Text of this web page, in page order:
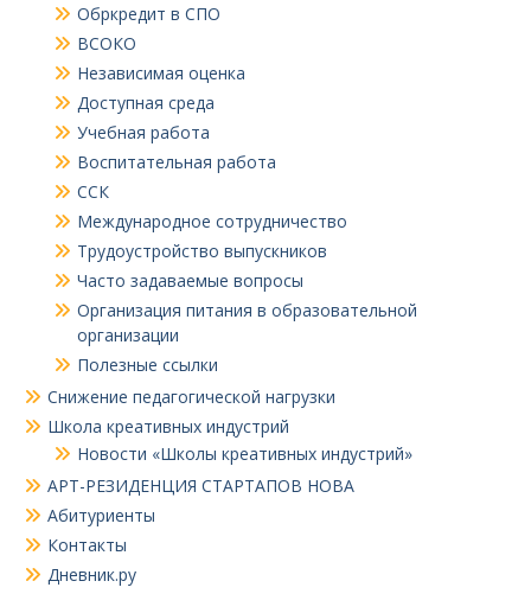
Обркредит в СПО
ВСОКО
Независимая оценка
Доступная среда
Учебная работа
Воспитательная работа
ССК
Международное сотрудничество
Трудоустройство выпускников
Часто задаваемые вопросы
Организация питания в образовательной
организации
Полезные ссылки
Снижение педагогической нагрузки
Школа креативных индустрий
Новости «Школы креативных индустрий»
АРТ-РЕЗИДЕНЦИЯ СТАРТАПОВ НОВА
Абитуриенты
Контакты
Дневник.ру